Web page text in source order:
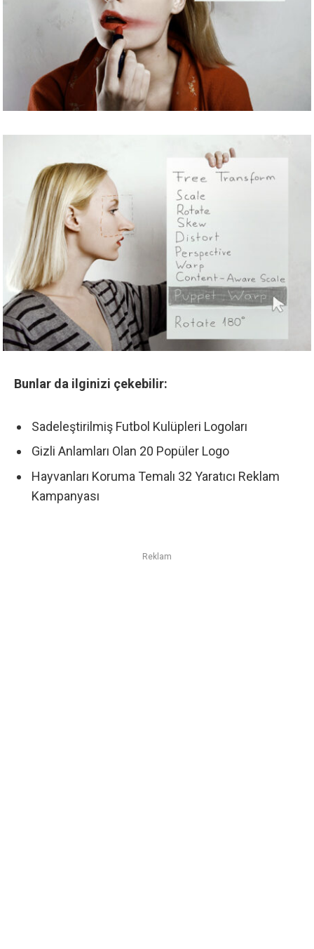
Bunlar da ilginizi çekebilir:
Sadeleştirilmiş Futbol Kulüpleri Logoları
Gizli Anlamları Olan 20 Popüler Logo
Hayvanları Koruma Temalı 32 Yaratıcı Reklam
Kampanyası
Reklam